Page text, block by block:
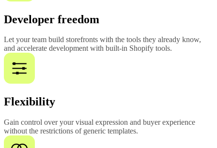
Developer freedom
Let your team build storefronts with the tools they already know,
and accelerate development with built-in Shopify tools.
Flexibility
Gain control over your visual expression and buyer experience
without the restrictions of generic templates.